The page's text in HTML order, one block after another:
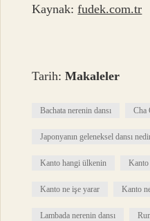
Kaynak:fudek.com.tr
Tarih:Makaleler
Bachata nerenin dansı Cha
Japonyanın geleneksel dansı
Kanto hangi ülkenin Kanto
Kanto ne işe yarar Kanto
Lambada nerenin dansı